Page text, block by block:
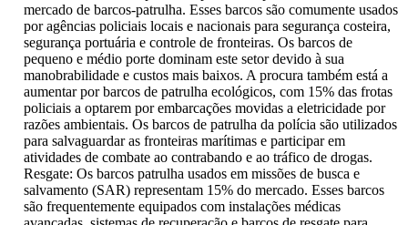
mercado de barcos-patrulha. Esses barcos são comumente usados
​​por agências policiais locais e nacionais para segurança costeira,
segurança portuária e controle de fronteiras. Os barcos de
pequeno e médio porte dominam este setor devido à sua
manobrabilidade e custos mais baixos. A procura também está a
aumentar por barcos de patrulha ecológicos, com 15% das frotas
policiais a optarem por embarcações movidas a eletricidade por
razões ambientais. Os barcos de patrulha da polícia são utilizados
para salvaguardar as fronteiras marítimas e participar em
atividades de combate ao contrabando e ao tráfico de drogas.
Resgate: Os barcos patrulha usados ​​em missões de busca e
salvamento (SAR) representam 15% do mercado. Esses barcos
são frequentemente equipados com instalações médicas